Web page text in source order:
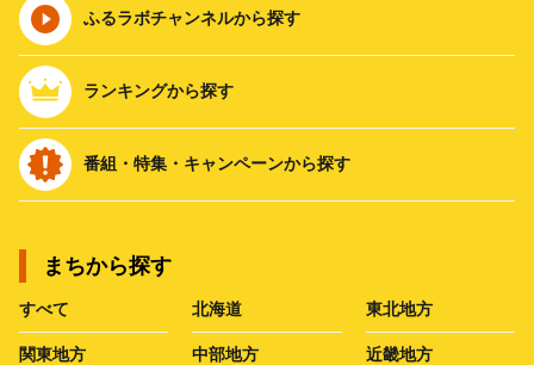
ふるラボチャンネルから探す
ランキングから探す
番組・特集・キャンペーンから探す
まちから探す
すべて 北海道 東北地方
関東地方 中部地方 近畿地方